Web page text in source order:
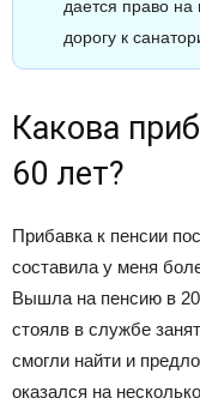
дается право на
дорогу к
Какова
60 лет?
Прибавка к пенсии
составила у меня
Вышла на пенсию в
стоялв в службе
смогли найти и
оказался на